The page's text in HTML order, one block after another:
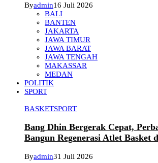
Byadmin16 Juli 2026
BALI
BANTEN
JAKARTA
JAWA TIMUR
JAWA BARAT
JAWA TENGAH
MAKASSAR
MEDAN
POLITIK
SPORT
BASKETSPORT
Bang Dhin Bergerak Cepat,
Bangun Regenerasi Atlet Basket
Byadmin31 Juli 2026